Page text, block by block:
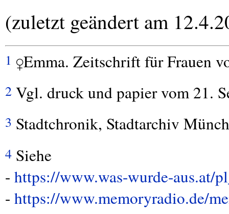
(zuletzt geändert am
1 ♀Emma. Zeitschrift für Frauen
2 Vgl. druck und papier vom 21.
3 Stadtchronik, Stadtarchiv
4 Siehe
- https://www.was-wurde-aus.at/
- https://www.memoryradio.de/